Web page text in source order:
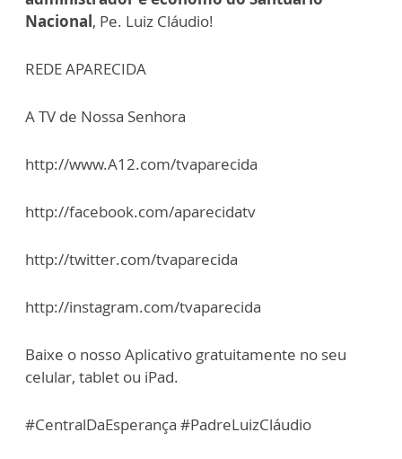
Nacional, Pe. Luiz Cláudio!
REDE APARECIDA
A TV de Nossa Senhora
http://www.A12.com/tvaparecida
http://facebook.com/aparecidatv
http://twitter.com/tvaparecida
http://instagram.com/tvaparecida
Baixe o nosso Aplicativo gratuitamente no seu
celular, tablet ou iPad.
#CentralDaEsperança #PadreLuizCláudio